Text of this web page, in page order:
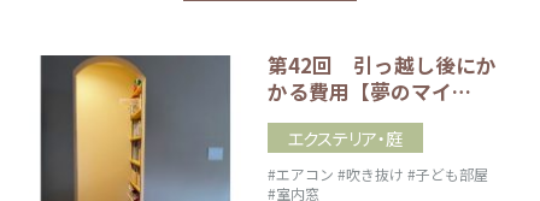
第42回 引っ越し後にか
かる費用【夢のマイ…
エクステリア・庭
#エアコン #吹き抜け #子ども部屋
#室内窓